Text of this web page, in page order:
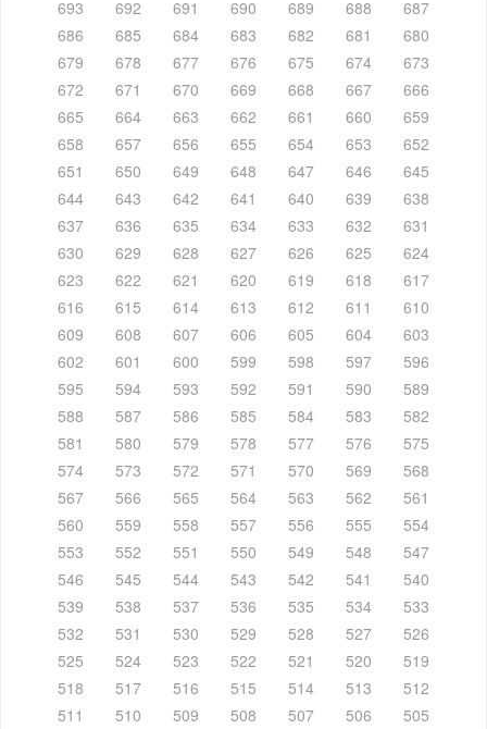
693
692 691 690 689 688
687
686
685 684 683 682 681
680
679
678 677 676 675 674
673
672
671 670 669 668 667
666
665
664 663 662 661 660
659
658
657 656 655 654 653
652
651
650 649 648 647 646
645
644
643 642 641 640 639
638
637
636 635 634 633 632
631
630
629 628 627 626 625
624
623
622 621 620 619 618
617
616
615 614 613 612 611
610
609
608 607 606 605 604
603
602
601 600 599 598 597
596
595
594 593 592 591 590
589
588
587 586 585 584 583
582
581
580 579 578 577 576
575
574
573 572 571 570 569
568
567
566 565 564 563 562
561
560
559 558 557 556 555
554
553
552 551 550 549 548
547
546
545 544 543 542 541
540
539
538 537 536 535 534
533
532
531 530 529 528 527
526
525
524 523 522 521 520
519
518
517 516 515 514 513
512
511
510 509 508 507 506
505